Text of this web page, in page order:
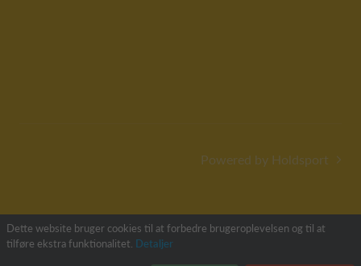
Powered by Holdsport
Dette website bruger cookies til at forbedre brugeroplevelsen og til at
tilføre ekstra funktionalitet. Detaljer